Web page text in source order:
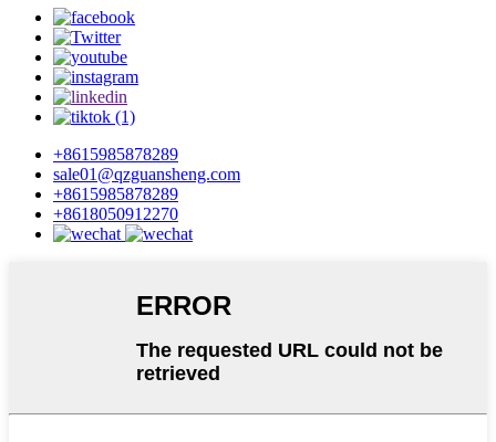
+8615985878289
sale01@qzguansheng.com
+8615985878289
+8618050912270